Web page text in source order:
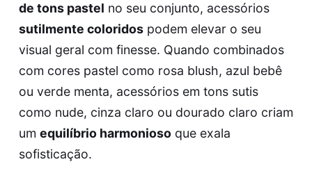
de tons pastel no seu conjunto, acessórios
sutilmente coloridospodem elevar o seu
visual geral com finesse. Quando combinados
com cores pastel como rosa blush, azul bebê
ou verde menta, acessórios em tons sutis
como nude, cinza claro ou dourado claro criam
um equilíbrio harmoniosoque exala
sofisticação.